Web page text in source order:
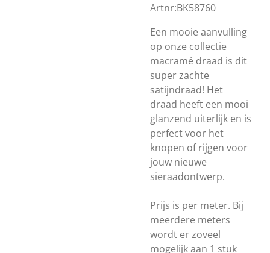
Artnr:BK58760
Een mooie aanvulling
op onze collectie
macramé draad is dit
super zachte
satijndraad! Het
draad heeft een mooi
glanzend uiterlijk en is
perfect voor het
knopen of rijgen voor
jouw nieuwe
sieraadontwerp.
Prijs is per meter. Bij
meerdere meters
wordt er zoveel
mogelijk aan 1 stuk